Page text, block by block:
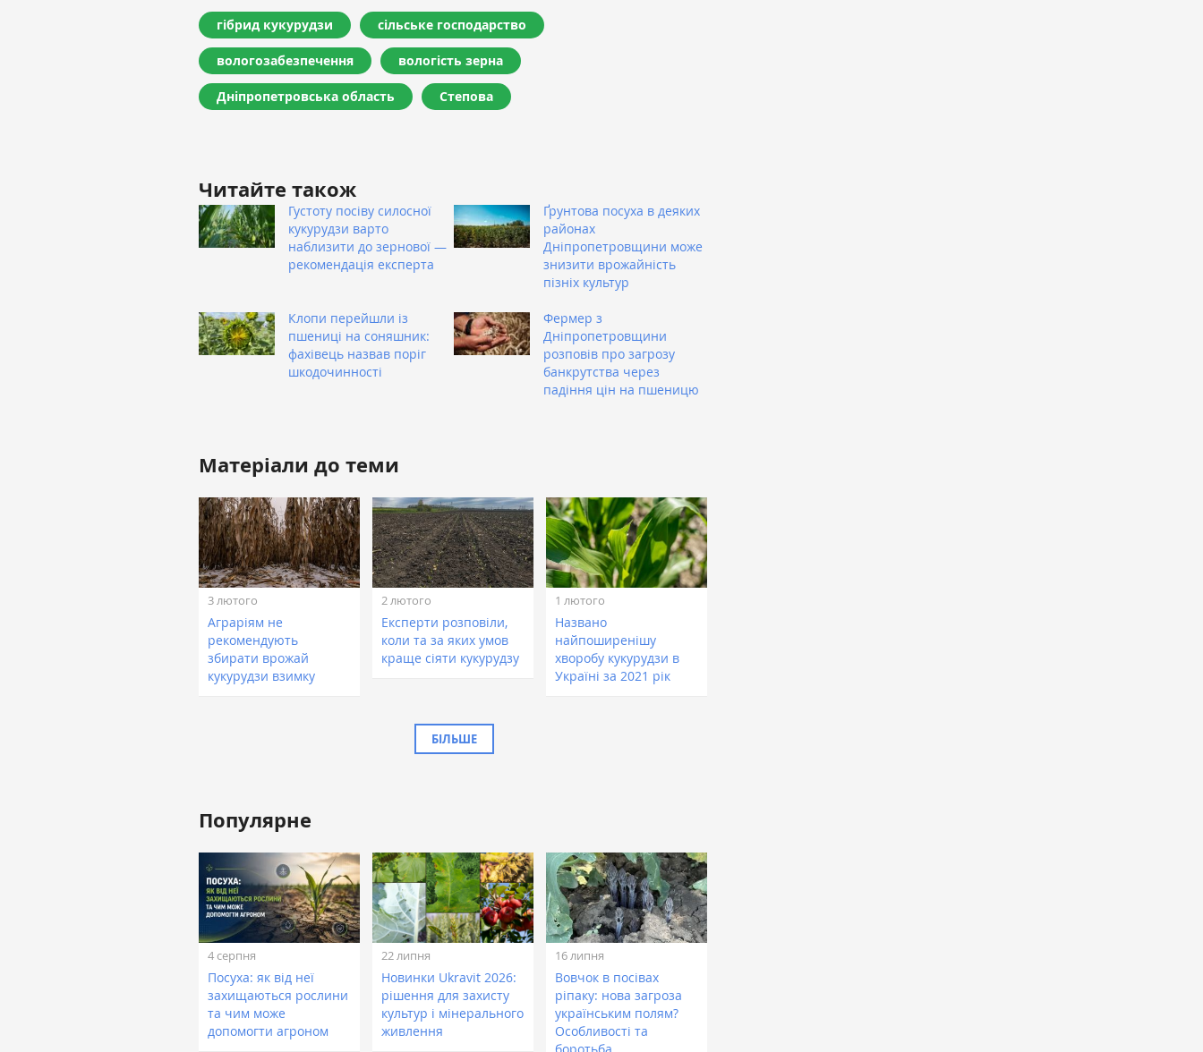
гібрид кукурудзи сільське господарство
вологозабезпечення вологість зерна
Дніпропетровська область Степова
Читайте також
Густоту посіву силосної
кукурудзи варто
наблизити до зернової —
рекомендація експерта
Ґрунтова посуха в деяких
районах
Дніпропетровщини може
знизити врожайність
пізніх культур
Клопи перейшли із
пшениці на соняшник:
фахівець назвав поріг
шкодочинності
Фермер з
Дніпропетровщини
розповів про загрозу
банкрутства через
падіння цін на пшеницю
Матеріали до теми
3 лютого
Аграріям не
рекомендують
збирати врожай
кукурудзи взимку
2 лютого
Експерти розповіли,
коли та за яких умов
краще сіяти кукурудзу
1 лютого
Названо
найпоширенішу
хворобу кукурудзи в
Україні за 2021 рік
БІЛЬШЕ
Популярне
4 серпня
Посуха: як від неї
захищаються рослини
та чим може
допомогти агроном
22 липня
Новинки Ukravit 2026:
рішення для захисту
культур і мінерального
живлення
16 липня
Вовчок в посівах
ріпаку: нова загроза
українським полям?
Особливості та